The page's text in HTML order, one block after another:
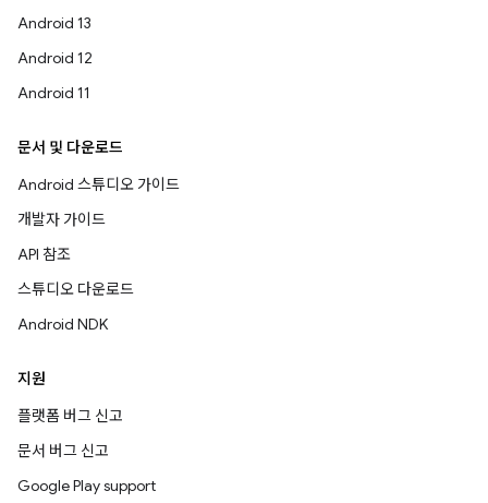
Android 13
Android 12
Android 11
문서 및 다운로드
Android 스튜디오 가이드
개발자 가이드
API 참조
스튜디오 다운로드
Android NDK
지원
플랫폼 버그 신고
문서 버그 신고
Google Play support